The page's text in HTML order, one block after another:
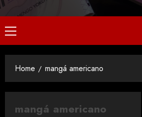
Home mangá americano
mangá americano